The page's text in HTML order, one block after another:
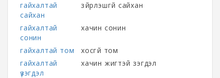
гайхалтай
сайхан
зүйрлэшгүй сайхан
гайхалтай
сонин
хачин сонин
гайхалтай том
хосгүй том
гайхалтай
үзэгдэл
хачин жигтэй үзэгдэл